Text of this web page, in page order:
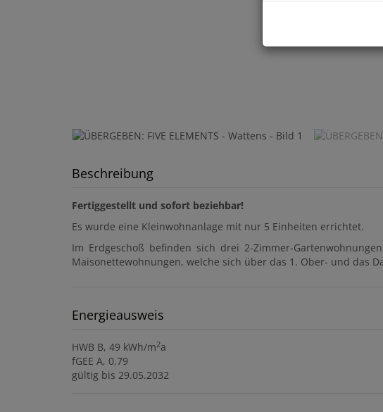
Beschreibung
Fertiggestellt und sofort beziehbar!
Es wurde eine Kleinwohnanlage mit nur 5 Einheiten errichtet.
Im Erdgeschoß befinden sich drei 2-Zimmer-
Maisonettewohnungen, welche sich über das 1. Ober- und das
Energieausweis
HWB B, 49 kWh/m2a
fGEE A, 0,79
gültig bis 29.05.2032